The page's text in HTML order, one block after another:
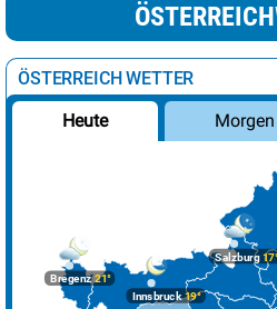
ÖSTERREICH WETTER
Heute Morgen
Bregenz21°
Innsbruck19°
Salzburg